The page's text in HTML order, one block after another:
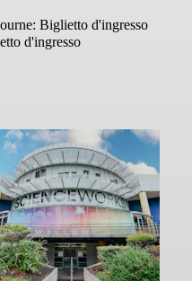
Biglietto d'ingresso
d'ingresso